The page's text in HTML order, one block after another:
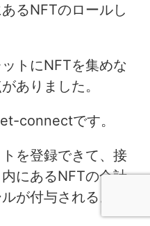
るNFTのロールし
トにNFTを集めな
ありました。
connectです。
を登録できて、接
にあるNFTの合計
が付与されるよう